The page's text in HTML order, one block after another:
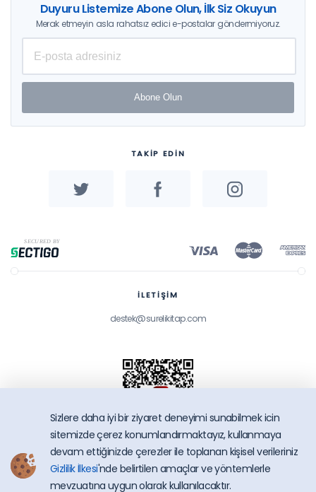
Duyuru Listemize Abone Olun, İlk Siz Okuyun
Merak etmeyin asla rahatsız edici e-postalar göndermiyoruz.
Abone Olun
TAKİP EDİN
İLETİŞİM
destek@surelikitap.com
SüreliKitap.com
Sizlere daha iyi bir ziyaret deneyimi sunabilmek icin
sitemizde çerez konumlandırmaktayız, kullanmaya
devam ettiğinizde çerezler ile toplanan kişisel verileriniz
Gizlilik İlkesi'nde belirtilen amaçlar ve yöntemlerle
mevzuatına uygun olarak kullanılacaktır.